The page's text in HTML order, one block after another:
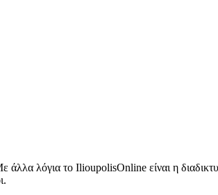
λόγια το IlioupolisOnline είναι η